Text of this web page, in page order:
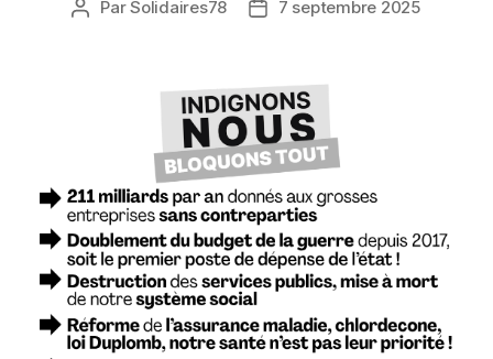
Auteur
ParSolidaires78
Date7 septembre 2025